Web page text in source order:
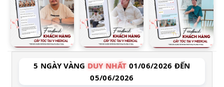
5 NGÀY VÀNG DUY NHẤT 01/06/2026 ĐẾN
05/06/2026